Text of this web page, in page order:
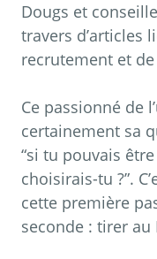
Dougs et
travers d’articles
recrutement et
Ce passionné de
certainement sa
“si tu pouvais
choisirais-tu ?”.
cette première
seconde : tirer au